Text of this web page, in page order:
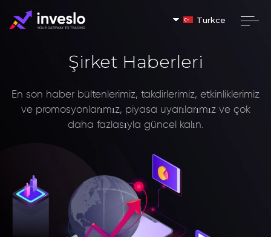
Turkce
Şirket Haberleri
En son haber bültenlerimiz, takdirlerimiz, etkinliklerimiz
ve promosyonlarımız, piyasa uyarılarımız ve çok
daha fazlasıyla güncel kalın.